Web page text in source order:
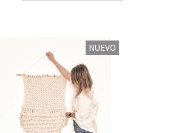
NUEVO